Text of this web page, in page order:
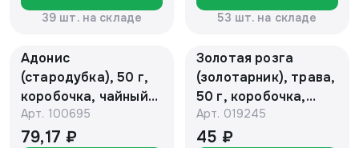
39 шт. на складе 53 шт. на складе
Адонис
(стародубка), 50 г,
коробочка, чайный
напиток
Арт. 100695
79,17 ₽
Золотая розга
(золотарник), трава,
50 г, коробочка,
чайный напиток
Арт. 019245
45 ₽